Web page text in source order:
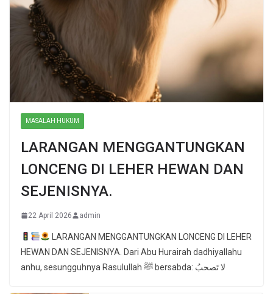
MASALAH HUKUM
LARANGAN MENGGANTUNGKAN
LONCENG DI LEHER HEWAN DAN
SEJENISNYA.
22 April 2026 admin
LARANGAN MENGGANTUNGKAN LONCENG DI LEHER
HEWAN DAN SEJENISNYA. Dari Abu Hurairah dadhiyallahu
anhu, sesungguhnya Rasulullah ﷺ bersabda: لا تَصحبُ